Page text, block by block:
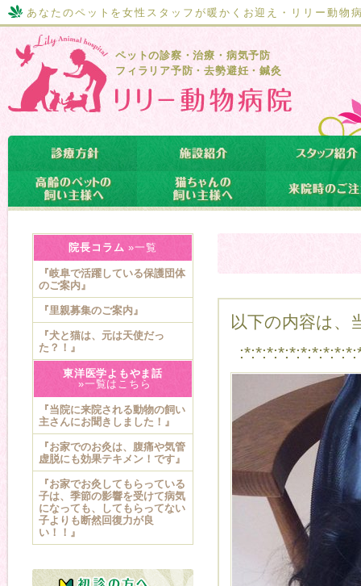
あなたのペットを女性スタッフが暖かくお迎え・リリー動物
ペットの診察・治療・病気予防
フィラリア予防・去勢避妊・鍼灸
以下の内容は、
院長コラム »一覧
『岐阜で活躍している保護団体
のご案内』
『里親募集のご案内』
『犬と猫は、元は天使だっ
た？！』
東洋医学よもやま話
»一覧はこちら
『当院に来院される動物の飼い
主さんにお聞きしました！』
『お家でのお灸は、腹痛や気管
虚脱にも効果テキメン！です』
『お家でお灸してもらっている
子は、季節の影響を受けて病気
になっても、してもらってない
子よりも断然回復力が良
い！！』